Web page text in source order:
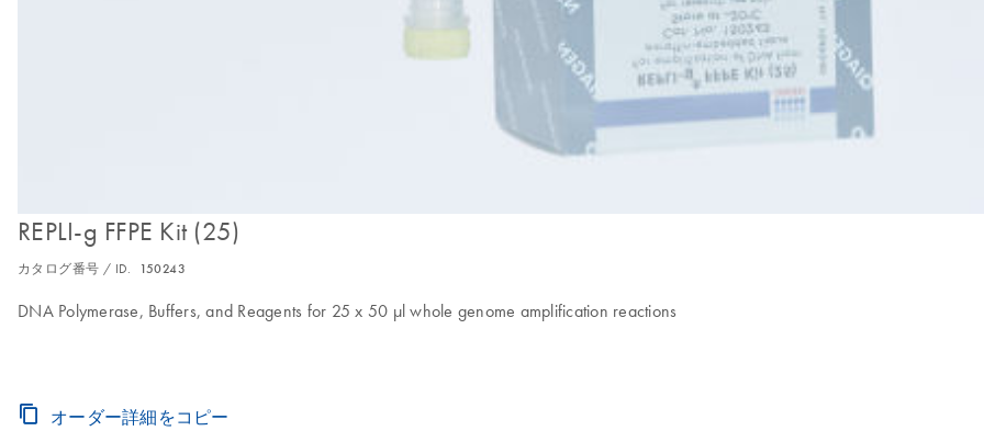
REPLI-g FFPE Kit (25)
カタログ番号 / ID. 150243
DNA Polymerase, Buffers, and Reagents for 25 x 50 μl whole genome amplification reactions
オーダー詳細をコピー